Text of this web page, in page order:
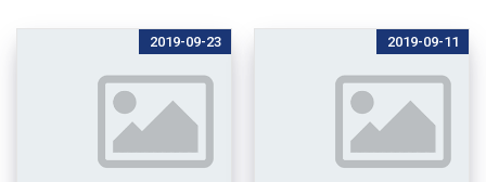
2019-09-23 2019-09-11